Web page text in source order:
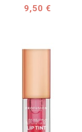
Prix
9,50 €